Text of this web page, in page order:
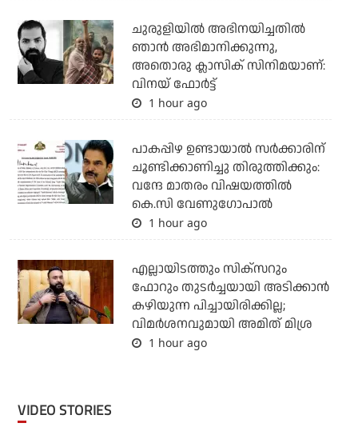
ചുരുളിയിൽ അഭിനയിച്ചതിൽ
ഞാൻ അഭിമാനിക്കുന്നു,
അതൊരു ക്ലാസിക് സിനിമയാണ്:
വിനയ് ഫോർട്ട്
1 hour ago
പാകപ്പിഴ ഉണ്ടായാല്‍ സര്‍ക്കാരിന്
ചൂണ്ടിക്കാണിച്ചു തിരുത്തിക്കും:
വന്ദേ മാതരം വിഷയത്തില്‍
കെ.സി വേണുഗോപാല്‍
1 hour ago
എല്ലായിടത്തും സിക്‌സറും
ഫോറും തുടര്‍ച്ചയായി അടിക്കാന്‍
കഴിയുന്ന പിച്ചായിരിക്കില്ല;
വിമര്‍ശനവുമായി അമിത് മിശ്ര
1 hour ago
VIDEO STORIES